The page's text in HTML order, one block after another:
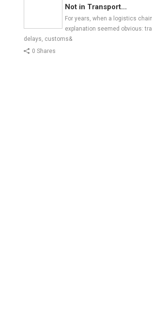
Not in Transport...
For years, when a logistics
explanation seemed obvious:
delays, customs&
0 Shares